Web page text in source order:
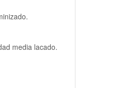
media lacado.